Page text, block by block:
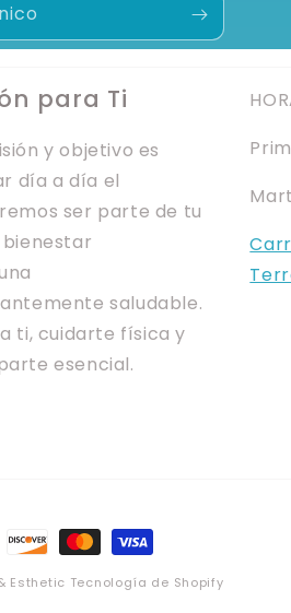
para Ti
y objetivo es
día a día el
ser parte de tu
saludable.
ti, cuidarte física y
esencial.
Esthetic Tecnología de Shopify